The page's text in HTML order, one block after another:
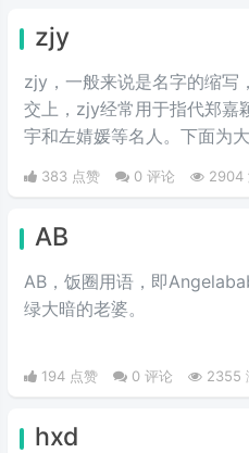
zjy
zjy，一般来说是名字的缩写
交上，zjy经常用于指代郑嘉
宇和左婧媛等名人。下面为
383 点赞 0 评论 2904
AB
AB，饭圈用语，即
绿大暗的老婆。​
194 点赞 0 评论 2355
hxd